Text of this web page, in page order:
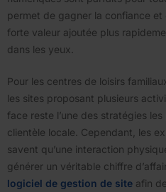
permet de gagner la confiance
forte valeur ajoutée plus
dans les yeux.
Pour les centres de loisirs
les sites proposant plusieurs
face reste l’une des stratégies
clientèle locale. Cependant, les
savent qu’une interaction
générer un véritable chiffre
logiciel de gestion de site afin